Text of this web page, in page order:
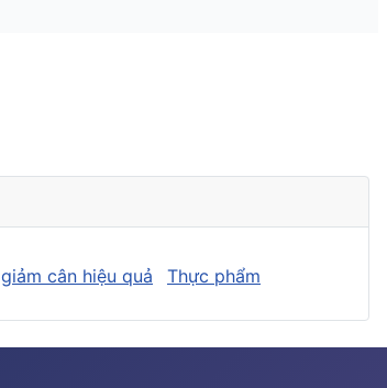
giảm cân hiệu quả Thực phẩm